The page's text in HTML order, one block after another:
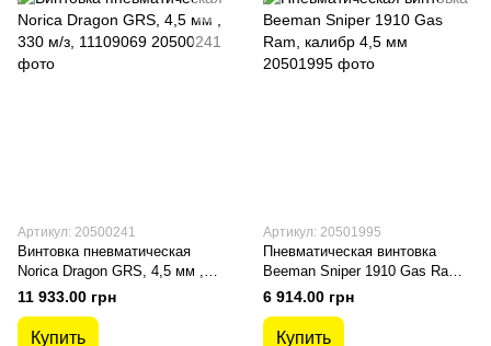
Артикул: 20500241
Винтовка пневматическая
Norica Dragon GRS, 4,5 мм ,
330 м/з, 11109069
11 933.00 грн
Купить
Артикул: 20501995
Пневматическая винтовка
Beeman Sniper 1910 Gas Ram,
калибр 4,5 мм
6 914.00 грн
Купить